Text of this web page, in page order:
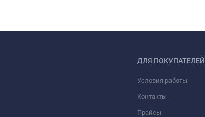
ДЛЯ ПОКУПАТЕЛЕЙ
Условия работы
Контакты
Прайсы